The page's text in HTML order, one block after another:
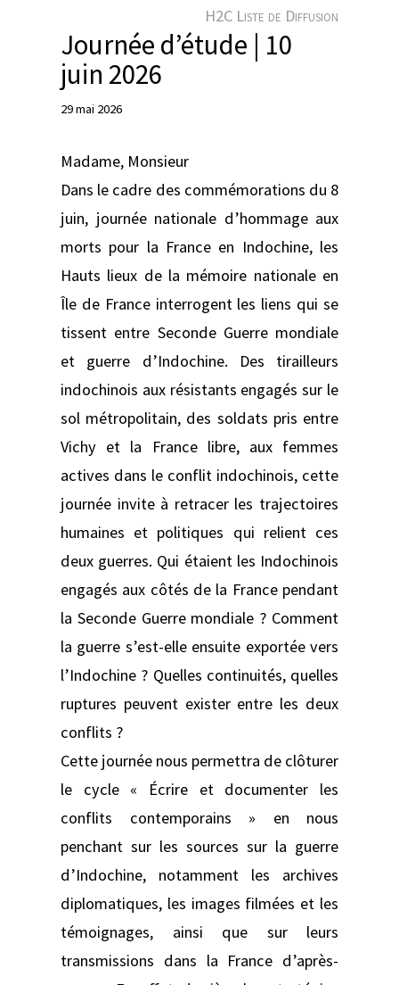
H2C Liste de Diffusion
Journée d’étude | 10
juin 2026
29 mai 2026
Madame, Monsieur
Dans le cadre des commémorations du 8
juin, journée nationale d’hommage aux
morts pour la France en Indochine, les
Hauts lieux de la mémoire nationale en
Île de France interrogent les liens qui se
tissent entre Seconde Guerre mondiale
et guerre d’Indochine. Des tirailleurs
indochinois aux résistants engagés sur le
sol métropolitain, des soldats pris entre
Vichy et la France libre, aux femmes
actives dans le conflit indochinois, cette
journée invite à retracer les trajectoires
humaines et politiques qui relient ces
deux guerres. Qui étaient les Indochinois
engagés aux côtés de la France pendant
la Seconde Guerre mondiale ? Comment
la guerre s’est-elle ensuite exportée vers
l’Indochine ? Quelles continuités, quelles
ruptures peuvent exister entre les deux
conflits ?
Cette journée nous permettra de clôturer
le cycle « Écrire et documenter les
conflits contemporains » en nous
penchant sur les sources sur la guerre
d’Indochine, notamment les archives
diplomatiques, les images filmées et les
témoignages, ainsi que sur leurs
transmissions dans la France d’après-